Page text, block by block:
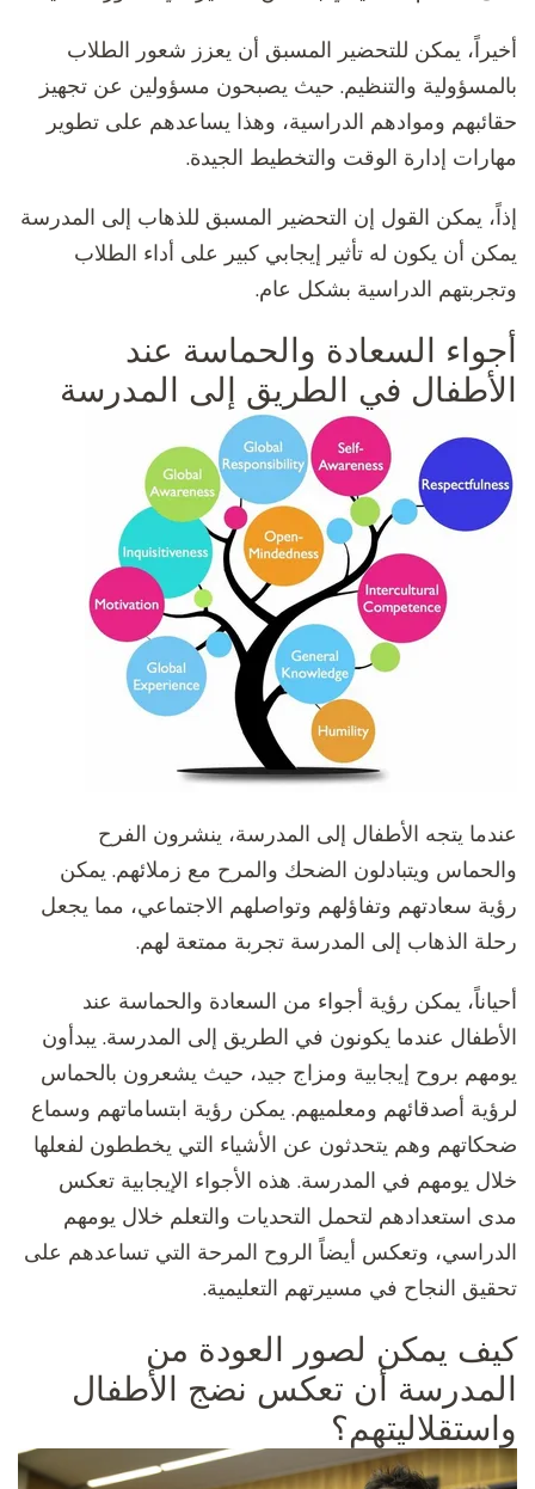
أخيراً، يمكن للتحضير المسبق أن يعزز شعور الطلاب
بالمسؤولية والتنظيم. حيث يصبحون مسؤولين عن تجهيز
حقائبهم وموادهم الدراسية، وهذا يساعدهم على تطوير
مهارات إدارة الوقت والتخطيط الجيدة.
إذاً، يمكن القول إن التحضير المسبق للذهاب إلى المدرسة
يمكن أن يكون له تأثير إيجابي كبير على أداء الطلاب
وتجربتهم الدراسية بشكل عام.
أجواء السعادة والحماسة عند
الأطفال في الطريق إلى المدرسة
عندما يتجه الأطفال إلى المدرسة، ينشرون الفرح
والحماس ويتبادلون الضحك والمرح مع زملائهم. يمكن
رؤية سعادتهم وتفاؤلهم وتواصلهم الاجتماعي، مما يجعل
رحلة الذهاب إلى المدرسة تجربة ممتعة لهم.
أحياناً، يمكن رؤية أجواء من السعادة والحماسة عند
الأطفال عندما يكونون في الطريق إلى المدرسة. يبدأون
يومهم بروح إيجابية ومزاج جيد، حيث يشعرون بالحماس
لرؤية أصدقائهم ومعلميهم. يمكن رؤية ابتساماتهم وسماع
ضحكاتهم وهم يتحدثون عن الأشياء التي يخططون لفعلها
خلال يومهم في المدرسة. هذه الأجواء الإيجابية تعكس
مدى استعدادهم لتحمل التحديات والتعلم خلال يومهم
الدراسي، وتعكس أيضاً الروح المرحة التي تساعدهم على
تحقيق النجاح في مسيرتهم التعليمية.
كيف يمكن لصور العودة من
المدرسة أن تعكس نضج الأطفال
واستقلاليتهم؟